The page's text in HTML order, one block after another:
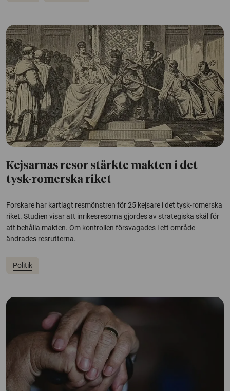
Kejsarnas resor stärkte makten i det
tysk-romerska riket
Forskare har kartlagt resmönstren för 25 kejsare i det tysk-romerska
riket. Studien visar att inrikesresorna gjordes av strategiska skäl för
att behålla makten. Om kontrollen försvagades i ett område
ändrades resrutterna.
Politik